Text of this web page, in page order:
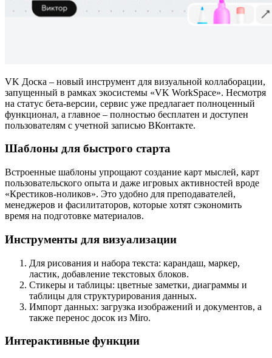
VK Доска – новый инструмент для визуальной коллаборации,
запущенный в рамках экосистемы «VK WorkSpace». Несмотря
на статус бета-версии, сервис уже предлагает полноценный
функционал, а главное – полностью бесплатен и доступен
пользователям с учетной записью ВКонтакте.
Шаблоны для быстрого старта
Встроенные шаблоны упрощают создание карт мыслей, карт
пользовательского опыта и даже игровых активностей вроде
«Крестиков-ноликов». Это удобно для преподавателей,
менеджеров и фасилитаторов, которые хотят сэкономить
время на подготовке материалов.
Инструменты для визуализации
Для рисования и набора текста: карандаш, маркер,
ластик, добавление текстовых блоков.
Стикеры и таблицы: цветные заметки, диаграммы и
таблицы для структурирования данных.
Импорт данных: загрузка изображений и документов, а
также перенос досок из Miro.
Интерактивные функции